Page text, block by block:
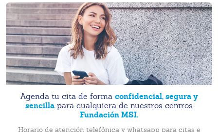
Agenda tu cita de forma confidencial, segura y
sencilla para cualquiera de nuestros centros
Fundación MSI.
Horario de atención telefónica y whatsapp para citas e